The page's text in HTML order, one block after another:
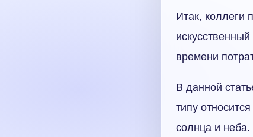
Итак, коллеги
времени
В данной
типу
солнца и неба.